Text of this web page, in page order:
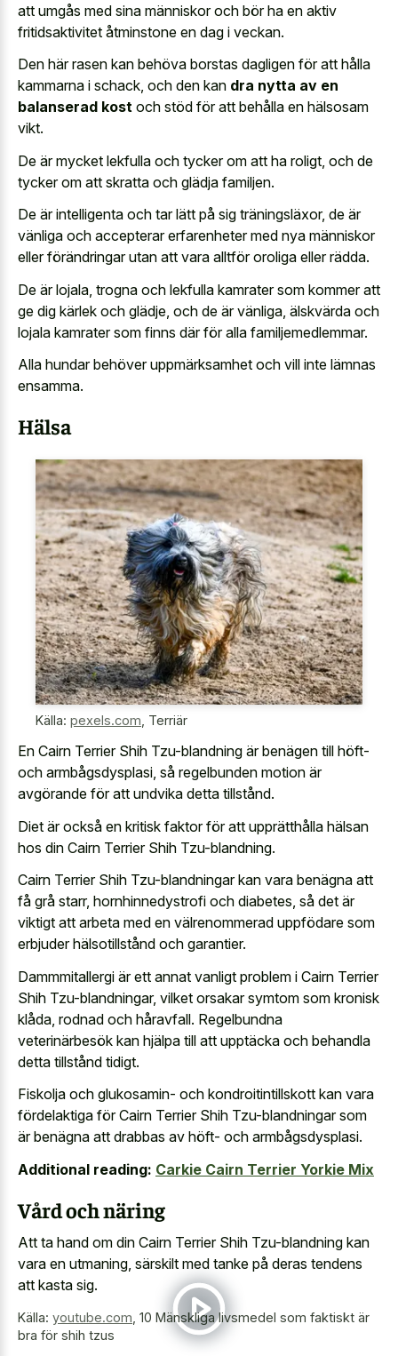
att umgås med sina människor och bör ha en aktiv
fritidsaktivitet åtminstone en dag i veckan.
Den här rasen kan behöva borstas dagligen för att hålla
kammarna i schack, och den kan dra nytta av en
balanserad kost och stöd för att behålla en hälsosam
vikt.
De är mycket lekfulla och tycker om att ha roligt, och de
tycker om att skratta och glädja familjen.
De är intelligenta och tar lätt på sig träningsläxor, de är
vänliga och accepterar erfarenheter med nya människor
eller förändringar utan att vara alltför oroliga eller rädda.
De är lojala, trogna och lekfulla kamrater som kommer att
ge dig kärlek och glädje, och de är vänliga, älskvärda och
lojala kamrater som finns där för alla familjemedlemmar.
Alla hundar behöver uppmärksamhet och vill inte lämnas
ensamma.
Hälsa
Källa: pexels.com Terriär
En Cairn Terrier Shih Tzu-blandning är benägen till höft-
och armbågsdysplasi, så regelbunden motion är
avgörande för att undvika detta tillstånd.
Diet är också en kritisk faktor för att upprätthålla hälsan
hos din Cairn Terrier Shih Tzu-blandning.
Cairn Terrier Shih Tzu-blandningar kan vara benägna att
få grå starr, hornhinnedystrofi och diabetes, så det är
viktigt att arbeta med en välrenommerad uppfödare som
erbjuder hälsotillstånd och garantier.
Dammmitallergi är ett annat vanligt problem i Cairn Terrier
Shih Tzu-blandningar, vilket orsakar symtom som kronisk
klåda, rodnad och håravfall. Regelbundna
veterinärbesök kan hjälpa till att upptäcka och behandla
detta tillstånd tidigt.
Fiskolja och glukosamin- och kondroitintillskott kan vara
fördelaktiga för Cairn Terrier Shih Tzu-blandningar som
är benägna att drabbas av höft- och armbågsdysplasi.
Additional reading: Carkie Cairn Terrier Yorkie Mix
Vård och näring
Att ta hand om din Cairn Terrier Shih Tzu-blandning kan
vara en utmaning, särskilt med tanke på deras tendens
att kasta sig.
Källa: youtube.com, 10 Mänskliga livsmedel som faktiskt är
bra för shih tzus